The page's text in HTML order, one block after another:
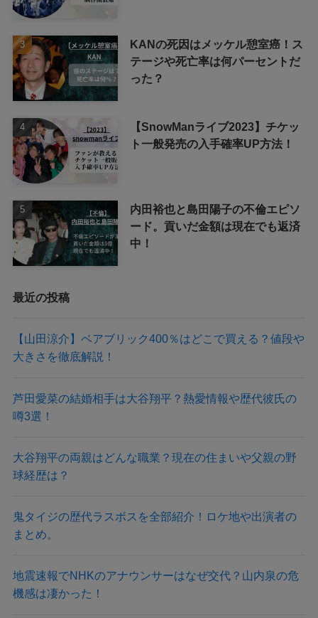
KANの死因はメッケル憩室癌！ス
テージや死亡率は何パーセントだ
った？
【SnowManライブ2023】チケッ
ト一般発売の入手確率UP方法！
内田裕也と島田陽子の不倫エピソ
ード。貢いだ金額は現在でも返済
中！
最近の投稿
【山田涼介】ベアブリック400％はどこで買える？値段や
大きさを徹底解説！
芦田愛菜の結婚相手は大谷翔平？熱愛情報や歴代彼氏の
噂3選！
大谷翔平の両親はどんな職業？現在の住まいや父親の野
球経歴は？
鬼タイジの歴代ラスボスを全部紹介！ロケ地や出演者の
まとめ。
地震速報でNHKのアナウンサーはなぜ交代？山内泉の危
機感は凄かった！